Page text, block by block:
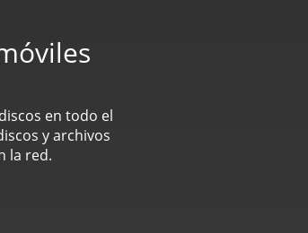
en todo el
y archivos
la red.